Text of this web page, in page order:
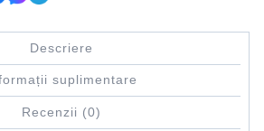
Descriere
suplimentare
Recenzii (0)